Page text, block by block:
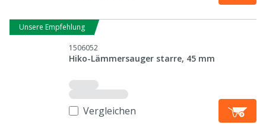
Unsere Empfehlung
1506052
Hiko-Lämmersauger starre, 45 mm
Vergleichen